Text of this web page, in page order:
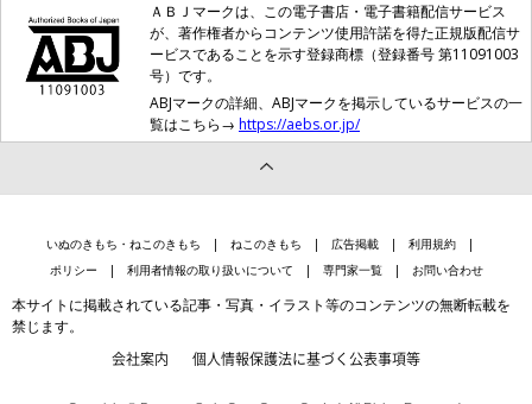
ＡＢＪマークは、この電子書店・電子書籍配信サービス
が、著作権者からコンテンツ使用許諾を得た正規版配信サ
ービスであることを示す登録商標（登録番号 第11091003
号）です。
ABJマークの詳細、ABJマークを掲示しているサービスの一
覧はこちら→ https://aebs.or.jp/
いぬのきもち・ねこのきもち ねこのきもち 広告掲載
利用規約
ポリシー
利用者情報の取り扱いについて 専門家一覧 お問い合わせ
本サイトに掲載されている記事・写真・イラスト等のコンテンツの無断転載を
禁じます。
会社案内 個人情報保護法に基づく公表事項等